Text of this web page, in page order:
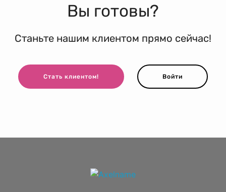
Вы готовы?
Станьте нашим клиентом прямо сейчас!
Стать клиентом! Войти